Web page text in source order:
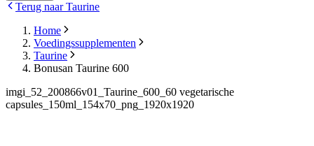
Terug naar Taurine
Home
Voedingssupplementen
Taurine
Bonusan Taurine 600
imgi_52_200866v01_Taurine_600_60 vegetarische
capsules_150ml_154x70_png_1920x1920